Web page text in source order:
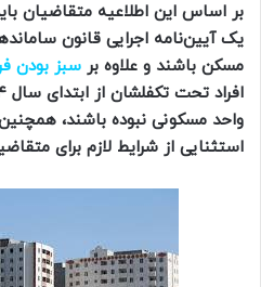
بر اساس این اطلاعیه متقاضیان
یک آیین‌نامه اجرایی قانون
مسکن باشند و علاوه بر سبز بودن
واحد مسکونی نبوده باشند،
استثنایی از شرایط لازم برای